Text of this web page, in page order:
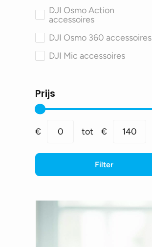
DJI Smart Controller
accessoires
DJI Osmo Action
accessoires
DJI Osmo 360 accessoires
DJI Mic accessoires
Prijs
prijs
prijs
€ 0 tot € 140
Filter